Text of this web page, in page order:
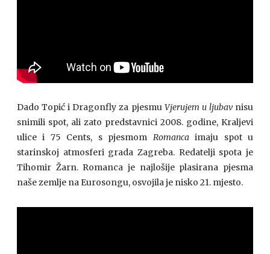
Dado Topić i Dragonfly za pjesmu Vjerujem u ljubavnisu
snimili spot, ali zato predstavnici 2008. godine, Kraljevi
ulice i 75 Cents, s pjesmom Romancaimaju spot u
starinskoj atmosferi grada Zagreba. Redatelji spota je
Tihomir Žarn. Romanca je najlošije plasirana pjesma
naše zemlje na Eurosongu, osvojila je nisko 21. mjesto.